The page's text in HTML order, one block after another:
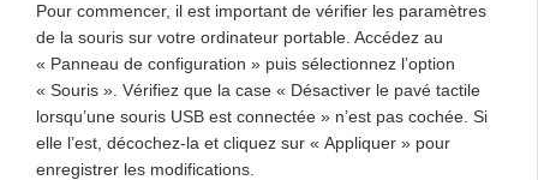
Pour commencer, il est important de vérifier les paramètres
de la souris sur votre ordinateur portable. Accédez au
« Panneau de configuration » puis sélectionnez l’option
« Souris ». Vérifiez que la case « Désactiver le pavé tactile
lorsqu’une souris USB est connectée » n’est pas cochée. Si
elle l’est, décochez-la et cliquez sur « Appliquer » pour
enregistrer les modifications.